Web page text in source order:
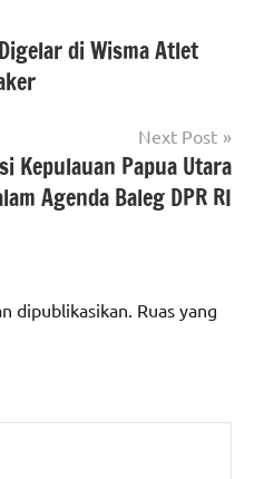
di Wisma Atlet
Next Post
Kepulauan Papua Utara
Agenda Baleg DPR RI
dipublikasikan. Ruas yang